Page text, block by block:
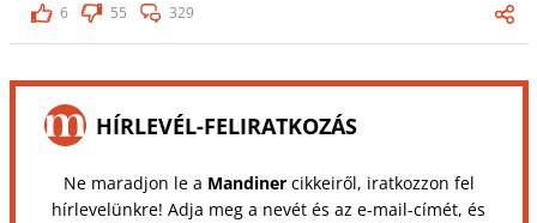
6
55 329
HÍRLEVÉL-FELIRATKOZÁS
Ne maradjon le a Mandinercikkeiről, iratkozzon fel
hírlevelünkre! Adja meg a nevét és az e-mail-címét, és